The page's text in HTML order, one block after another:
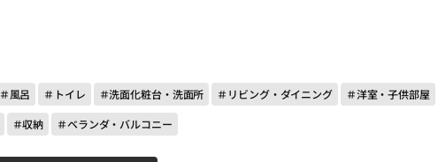
＃風呂 ＃トイレ ＃洗面化粧台・洗面所 ＃リビング・ダイニング
＃洋室・子供部屋
＃収納 ＃ベランダ・バルコニー